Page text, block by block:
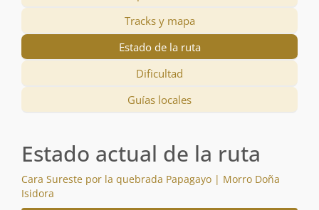
Tracks y mapa
Estado de la ruta
Dificultad
Guías locales
Estado actual de la ruta
Cara Sureste por la quebrada Papagayo | Morro Doña
Isidora